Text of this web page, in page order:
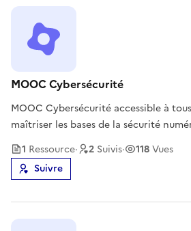
MOOC Cybersécurité
MOOC Cybersécurité accessible à
maîtriser les bases de la sécurité
1 Ressource· 2 Suivis· 118Vues
Suivre